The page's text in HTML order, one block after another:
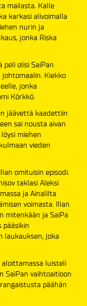
mailasta. Kalle
karkasi alivoimalla
nurin ja
jonka Riska
olisi SaiPan
Kiekko
jonka
Körkkö.
jäävettä kaadettiin
sai nousta aivan
miehen
vieden
omituisin episodi.
taklasi Aleksi
ja Ainalilta
voimasta. Illan
mitenkään ja SaiPa
pääsikin
laukauksen, joka
luisteli
SaiPan vaihtoaitioon
päähän